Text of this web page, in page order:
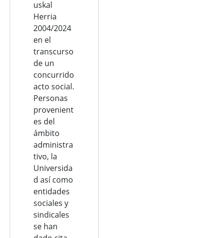
uskal
Herria
2004/2024
en el
transcurso
de un
concurrido
acto social.
Personas
provenient
es del
ámbito
administra
tivo, la
Universida
d así como
entidades
sociales y
sindicales
se han